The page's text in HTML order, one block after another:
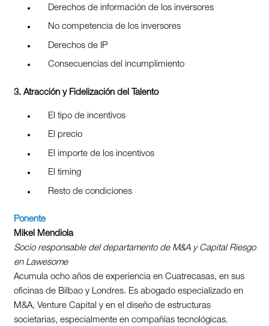
Derechos de información de los inversores
No competencia de los inversores
Derechos de IP
Consecuencias del incumplimiento
3. Atracción y Fidelización del Talento
El tipo de incentivos
El precio
El importe de los incentivos
El timing
Resto de condiciones
Ponente
Mikel Mendiola
Socio responsable del departamento de M&A y Capital Riesgo
en Lawesome
Acumula ocho años de experiencia en Cuatrecasas, en sus
oficinas de Bilbao y Londres. Es abogado especializado en
M&A, Venture Capital y en el diseño de estructuras
societarias, especialmente en compañías tecnológicas.